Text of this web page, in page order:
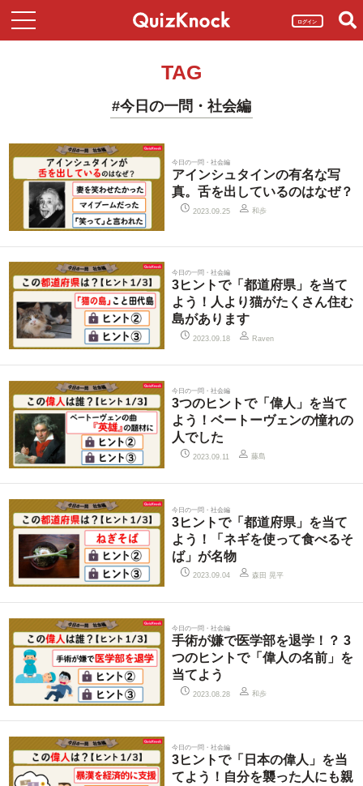
ログイン
TAG
#今日の一問・社会編
今日の一問・社会編
アインシュタインの有名な写
真。舌を出しているのはなぜ？
2023.09.25 和歩
今日の一問・社会編
3ヒントで「都道府県」を当て
よう！人より猫がたくさん住む
島があります
2023.09.18 Raven
今日の一問・社会編
3つのヒントで「偉人」を当て
よう！ベートーヴェンの憧れの
人でした
2023.09.11 藤島
今日の一問・社会編
3ヒントで「都道府県」を当て
よう！「ネギを使って食べるそ
ば」が名物
2023.09.04 森田 晃平
今日の一問・社会編
手術が嫌で医学部を退学！？ 3
つのヒントで「偉人の名前」を
当てよう
2023.08.28 和歩
今日の一問・社会編
3ヒントで「日本の偉人」を当
てよう！自分を襲った人にも親